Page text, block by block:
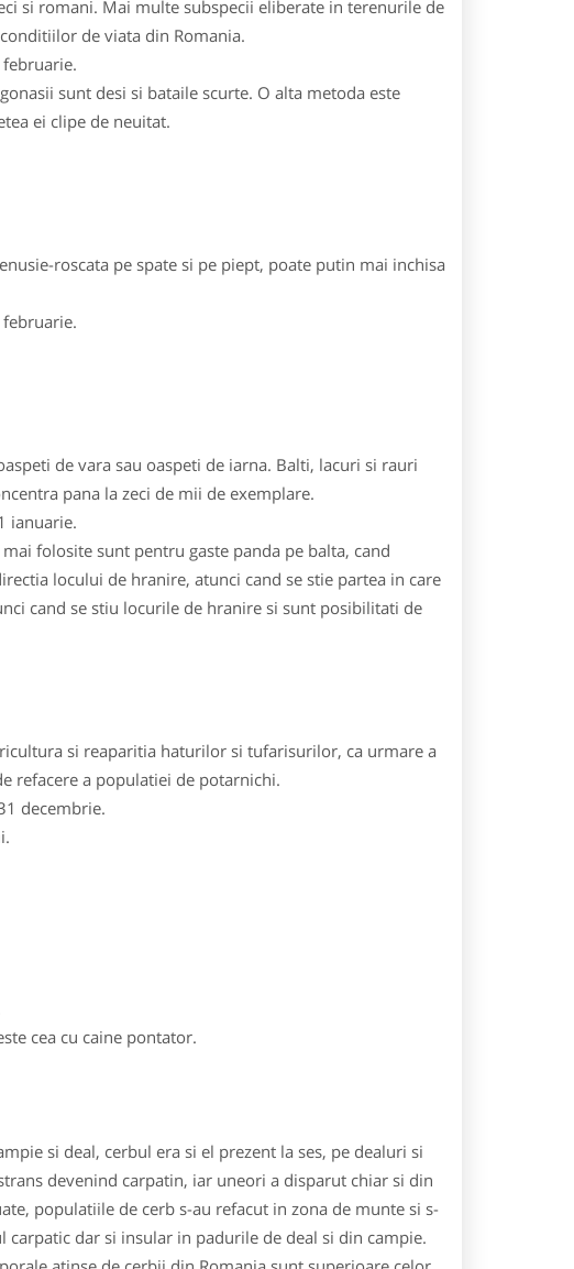
si romani. Mai multe subspecii eliberate in terenurile de
de viata din Romania.
sunt desi si bataile scurte. O alta metoda este
ei clipe de neuitat.
roscata pe spate si pe piept, poate putin mai inchisa
de vara sau oaspeti de iarna. Balti, lacuri si rauri
pana la zeci de mii de exemplare.
ianuarie.
folosite sunt pentru gaste panda pe balta, cand
locului de hranire, atunci cand se stie partea in care
cand se stiu locurile de hranire si sunt posibilitati de
si reaparitia haturilor si tufarisurilor, ca urmare a
refacere a populatiei de potarnichi.
decembrie.
cea cu caine pontator.
si deal, cerbul era si el prezent la ses, pe dealuri si
devenind carpatin, iar uneori a disparut chiar si din
populatiile de cerb s-au refacut in zona de munte si s-
dar si insular in padurile de deal si din campie.